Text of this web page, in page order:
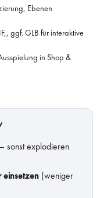
Ebenen
ggf. GLB für interaktive
in Shop &
– sonst explodieren
einsetzen (weniger